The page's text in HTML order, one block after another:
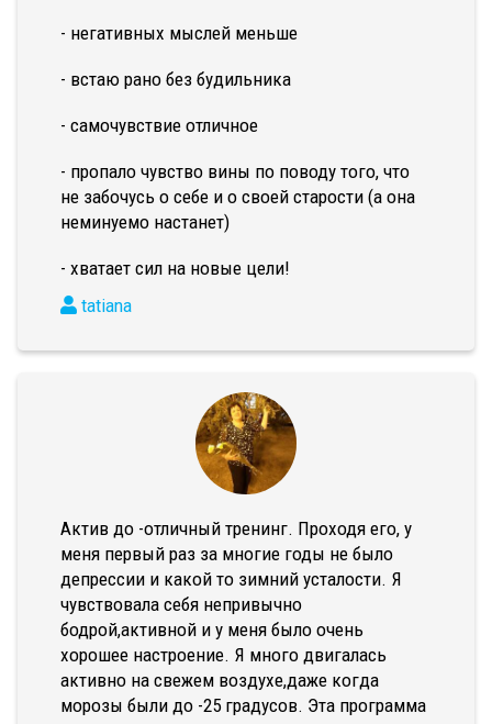
- негативных мыслей меньше
- встаю рано без будильника
- самочувствие отличное
- пропало чувство вины по поводу того, что
не забочусь о себе и о своей старости (а она
неминуемо настанет)
- хватает сил на новые цели!
tatiana
Актив до -отличный тренинг. Проходя его, у
меня первый раз за многие годы не было
депрессии и какой то зимний усталости. Я
чувствовала себя непривычно
бодрой,активной и у меня было очень
хорошее настроение. Я много двигалась
активно на свежем воздухе,даже когда
морозы были до -25 градусов. Эта программа